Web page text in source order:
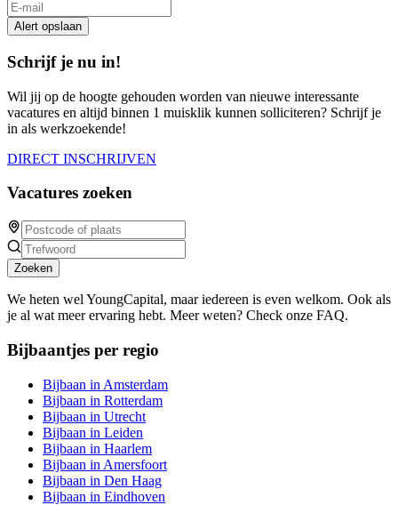
Alert opslaan
Schrijf je nu in!
Wil jij op de hoogte gehouden worden van nieuwe interessante
vacatures en altijd binnen 1 muisklik kunnen solliciteren? Schrijf je
in als werkzoekende!
DIRECT INSCHRIJVEN
Vacatures zoeken
Zoeken
We heten wel YoungCapital, maar iedereen is even welkom. Ook als
je al wat meer ervaring hebt. Meer weten? Check onze FAQ.
Bijbaantjes per regio
Bijbaan in Amsterdam
Bijbaan in Rotterdam
Bijbaan in Utrecht
Bijbaan in Leiden
Bijbaan in Haarlem
Bijbaan in Amersfoort
Bijbaan in Den Haag
Bijbaan in Eindhoven